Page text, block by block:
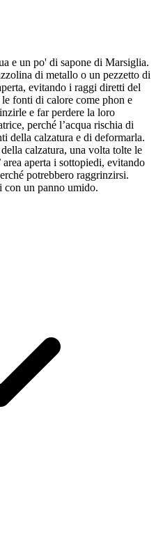
e un po' di sapone di Marsiglia.
di metallo o un pezzetto di
evitando i raggi diretti del
fonti di calore come phon e
e far perdere la loro
perché l’acqua rischia di
della calzatura e di deformarla.
calzatura, una volta tolte le
area aperta i sottopiedi, evitando
potrebbero raggrinzirsi.
un panno umido.